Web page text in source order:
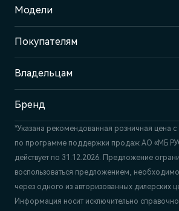
Адрес
Нижний Новгород, ш.
6Б
Отдел продаж и сервиса
+7 (831) 214-00-68
Модели
Покупателям
Владельцам
Бренд
*Указана рекомендованная розничная цена
по программе поддержки продаж АО «МБ
действует по 31.12.2026. Предложение
воспользоваться предложением,
через одного из авторизованных дилерских
Информация носит исключительно